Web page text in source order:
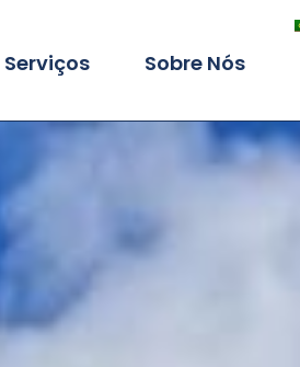
Serviços Sobre Nós